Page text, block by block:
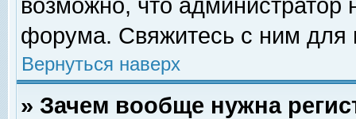
возможно, что
форума. Свяжитесь с ним для
Вернуться наверх
» Зачем вообще нужна